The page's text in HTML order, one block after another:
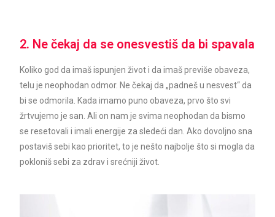
2. Ne čekaj da se onesvestiš da bi spavala
Koliko god da imaš ispunjen život i da imaš previše obaveza,
telu je neophodan odmor. Ne čekaj da „padneš u nesvest“ da
bi se odmorila. Kada imamo puno obaveza, prvo što svi
žrtvujemo je san. Ali on nam je svima neophodan da bismo
se resetovali i imali energije za sledeći dan. Ako dovoljno sna
postaviš sebi kao prioritet, to je nešto najbolje što si mogla da
pokloniš sebi za zdrav i srećniji život.